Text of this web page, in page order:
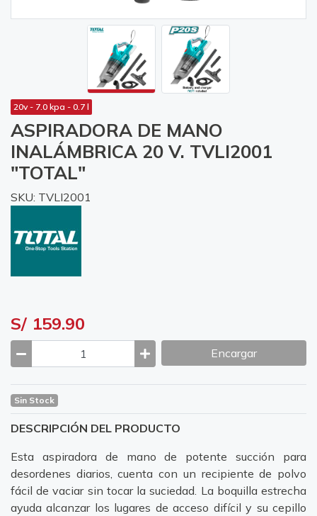
20v - 7.0 kpa - 0.7 l
ASPIRADORA DE MANO
INALÁMBRICA 20 V. TVLI2001
"TOTAL"
SKU: TVLI2001
S/ 159.90
Encargar
Sin Stock
DESCRIPCIÓN DEL PRODUCTO
Esta aspiradora de mano de potente succión para
desordenes diarios, cuenta con un recipiente de polvo
fácil de vaciar sin tocar la suciedad. La boquilla estrecha
ayuda alcanzar los lugares de acceso difícil y su cepillo